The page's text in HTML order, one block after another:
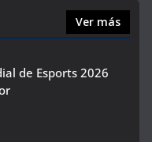
Ver más
de Esports 2026